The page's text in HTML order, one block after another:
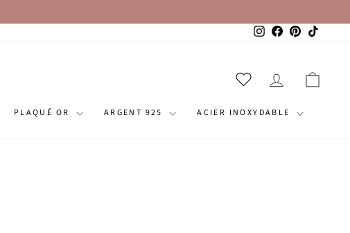
InstagramFacebook
Pinterest
SE
PLAQUÉ OR ARGENT 925 ACIER INOXYDABLE